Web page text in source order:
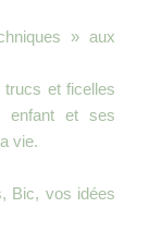
» aux
trucs et ficelles
enfant et ses
vie.
Bic, vos idées